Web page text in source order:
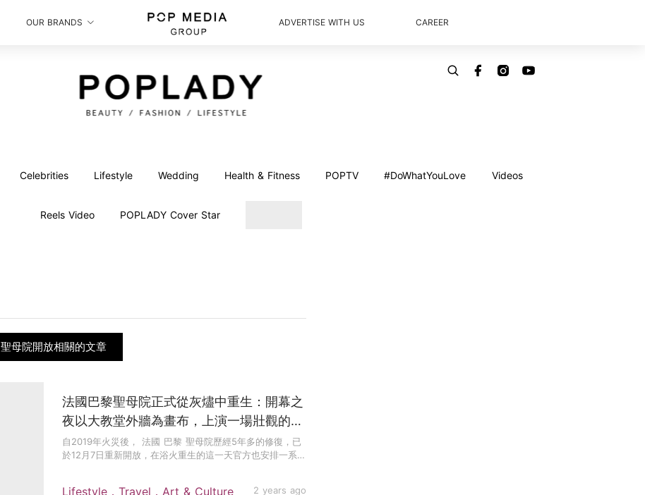
OUR BRANDS ADVERTISE WITH US CAREER
Celebrities Lifestyle Wedding Health & Fitness POPTV #DoWhatYouLove Videos
Reels Video POPLADY Cover Star
母院開放相關的文章
Lifestyle．Travel．Art & Culture 2 years ago
法國巴黎聖母院正式從灰燼中重生：開幕之
夜以大教堂外牆為畫布，上演一場壯觀的燈
光秀
自2019年火災後， 法國 巴黎 聖母院歷經5年多的修復，已
於12月7日重新開放，在浴火重生的這一天官方也安排一系列